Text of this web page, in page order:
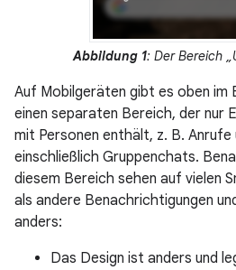
Abbildung 1: Der Bereich
Auf Mobilgeräten gibt es oben im
einen separaten Bereich, der nur
mit Personen enthält, z. B.
einschließlich Gruppenchats.
diesem Bereich sehen auf vielen
als andere Benachrichtigungen
anders:
Das Design ist anders und